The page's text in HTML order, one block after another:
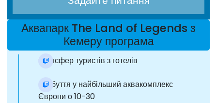
Аквапарк The Land of Legends з
Кемеру програма
трансфер туристів з готелів
прибуття у найбільший аквакомплекс
Європи о 10-30